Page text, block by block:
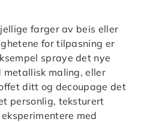
farger av beis eller
for tilpasning er
spraye det nye
maling, eller
ditt og decoupage det
personlig, teksturert
med